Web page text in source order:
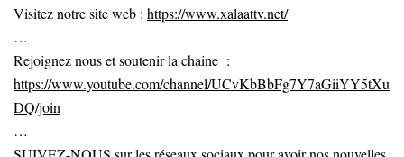
Visitez notre site web : https://www.xalaattv.net/
…
Rejoignez nous et soutenir la chaine :
https://www.youtube.com/channel/UCvKbBbFg7Y7aGiiYY5tXu
DQ/join
…